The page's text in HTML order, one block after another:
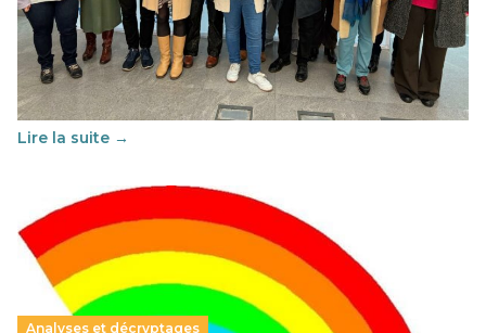
franco-espagnol pour changer d’approche
29 juin 2026-National
Cette année, l'UNSA Éducation a mené un projet Erasmus
soutenu par l'union Européenne et centré sur l'éducation
au vivre-ensemble : quelles différences entre la France…
Lire la suite →
Analyses et décryptages